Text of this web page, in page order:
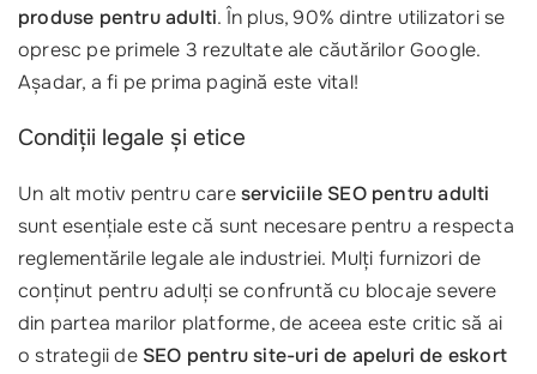
produse pentru adulti. În plus, 90% dintre utilizatori se
opresc pe primele 3 rezultate ale căutărilor Google.
Așadar, a fi pe prima pagină este vital!
Condiții legale și etice
Un alt motiv pentru careserviciile SEO pentru adulti
sunt esențiale este că sunt necesare pentru a respecta
reglementările legale ale industriei. Mulți furnizori de
conținut pentru adulți se confruntă cu blocaje severe
din partea marilor platforme, de aceea este critic să ai
o strategii de SEO pentru site-uri de apeluri de eskort